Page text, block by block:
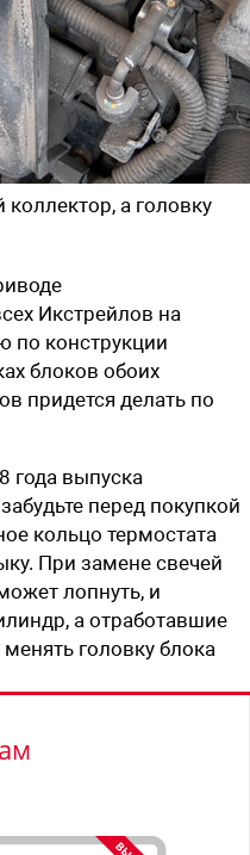
а головку
Икстрейлов на
по конструкции
блоков обоих
придется делать по
года выпуска
перед покупкой
кольцо термостата
При замене свечей
лопнуть, и
а отработавшие
головку блока